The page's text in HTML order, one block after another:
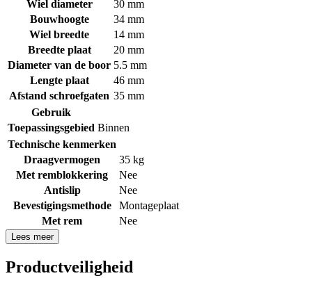
Wiel diameter
30 mm
Bouwhoogte
34 mm
Wiel breedte
14 mm
Breedte plaat
20 mm
Diameter van de boor 5.5 mm
Lengte plaat
46 mm
Afstand schroefgaten 35 mm
Gebruik
Toepassingsgebied Binnen
Technische kenmerken
Draagvermogen
35 kg
Met remblokkering
Nee
Antislip
Nee
Bevestigingsmethode
Montageplaat
Met rem
Nee
Lees meer
Productveiligheid